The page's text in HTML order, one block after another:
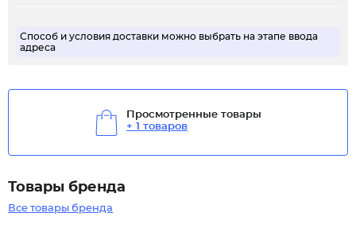
Способ и условия доставки можно выбрать на этапе ввода
адреса
Просмотренные товары
+ 1 товаров
Товары бренда
Все товары бренда